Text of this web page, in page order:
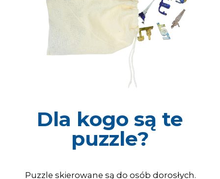
Unikatowość
Każdy z naszych projektów jest wyjątkowy,
w pełni dopasowany do potrzeb klienta.
W grafice, w elementach personalizowanych,
firmy, jej wartości, produkty lub usługi.